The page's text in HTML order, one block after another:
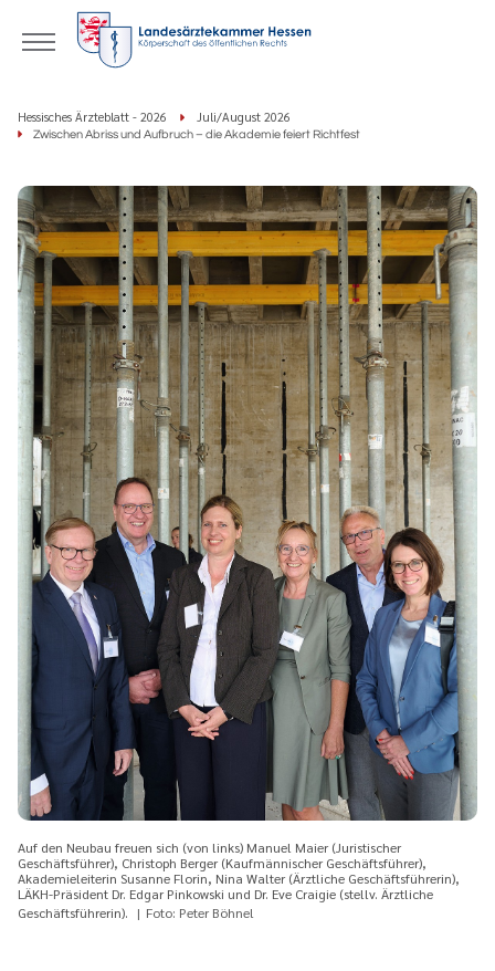
Hessisches Ärzteblatt - 2026 Juli/August 2026
Zwischen Abriss und Aufbruch – die Akademie feiert Richtfest
Auf den Neubau freuen sich (von links) Manuel Maier (Juristischer
Geschäftsführer), Christoph Berger (Kaufmännischer Geschäftsführer),
Akademieleiterin Susanne Florin, Nina Walter (Ärztliche Geschäftsführerin),
LÄKH-Präsident Dr. Edgar Pinkowski und Dr. Eve Craigie (stellv. Ärztliche
Geschäftsführerin).
Foto: Peter Böhnel